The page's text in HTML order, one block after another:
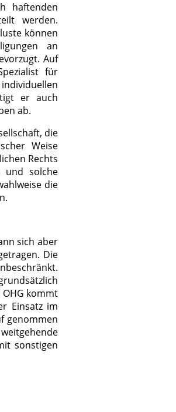
haftenden
werden.
können
an
Auf
für
er auch
ab.
die
Weise
Rechts
und solche
die
sich aber
Die
kommt
Einsatz im
genommen
sonstigen